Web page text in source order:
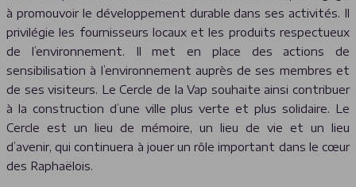
à promouvoir le développement durable dans ses activités. Il
privilégie les fournisseurs locaux et les produits respectueux
de l’environnement. Il met en place des actions de
sensibilisation à l’environnement auprès de ses membres et
de ses visiteurs. Le Cercle de la Vap souhaite ainsi contribuer
à la construction d’une ville plus verte et plus solidaire. Le
Cercle est un lieu de mémoire, un lieu de vie et un lieu
d’avenir, qui continuera à jouer un rôle important dans le cœur
des Raphaëlois.